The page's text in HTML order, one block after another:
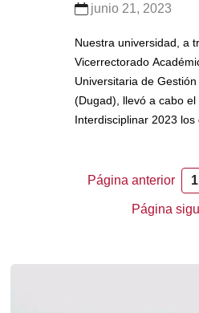
junio 21, 2023
Nuestra universidad, a
Vicerrectorado
Universitaria de
(Dugad), llevó a cabo
Interdisciplinar 2023
e investigadores, el
objetivo principal
lineamientos e […]
Página anterior 1
Página